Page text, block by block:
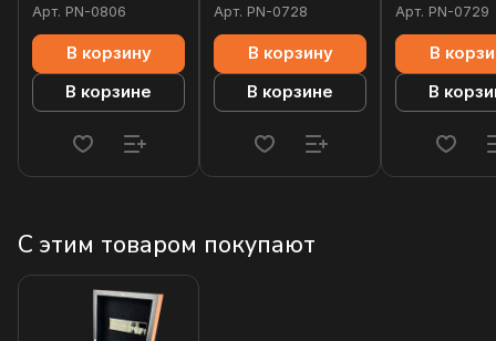
Арт. PN-0806
В корзину
В корзине
Арт. PN-0728
В корзину
В корзине
Арт. PN-0729
В
В
С этим товаром покупают